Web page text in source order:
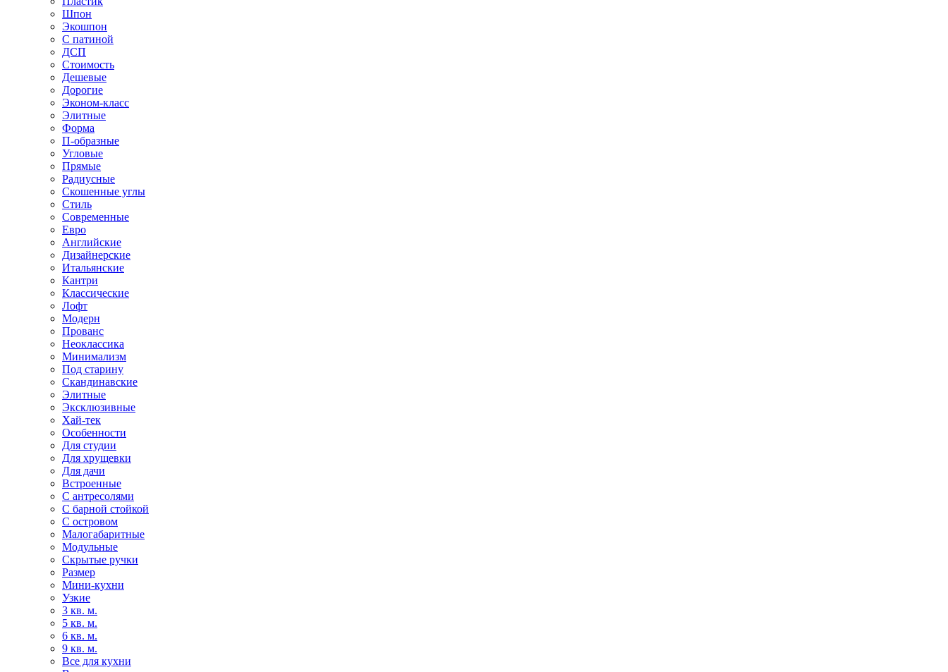
Шпон
Экошпон
С патиной
ДСП
Стоимость
Дешевые
Дорогие
Эконом-класс
Элитные
Форма
П-образные
Угловые
Прямые
Радиусные
Скошенные углы
Стиль
Современные
Евро
Английские
Дизайнерские
Итальянские
Кантри
Классические
Лофт
Модерн
Прованс
Неоклассика
Минимализм
Под старину
Скандинавские
Элитные
Эксклюзивные
Хай-тек
Особенности
Для студии
Для хрущевки
Для дачи
Встроенные
С антресолями
С барной стойкой
С островом
Малогабаритные
Модульные
Скрытые ручки
Размер
Мини-кухни
Узкие
3 кв. м.
5 кв. м.
6 кв. м.
9 кв. м.
Все для кухни